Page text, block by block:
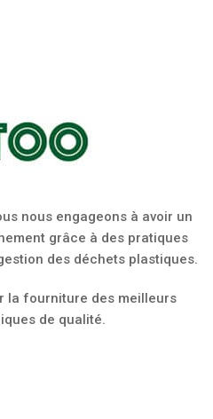
nous engageons à avoir un
grâce à des pratiques
des déchets plastiques.
la fourniture des meilleurs
de qualité.